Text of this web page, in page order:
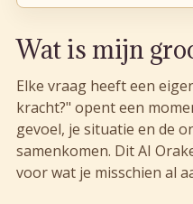
Wat is mijn
Elke vraag heeft een
kracht?" opent een
gevoel, je situatie en de
samenkomen. Dit AI
voor wat je misschien al